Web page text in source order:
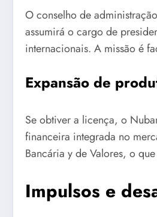
O conselho de
assumirá o cargo de
internacionais. A missão é
Expansão de
Se obtiver a licença, o
financeira integrada no
Bancária y de Valores, o
Impulsos e